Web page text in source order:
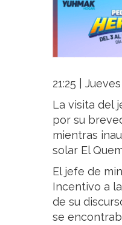
21:25 |
La visita del
por su
mientras
solar El
El jefe de
Incentivo a
de su
se